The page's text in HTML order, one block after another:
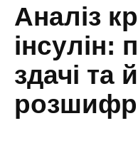
Аналіз
інсулін:
здачі та